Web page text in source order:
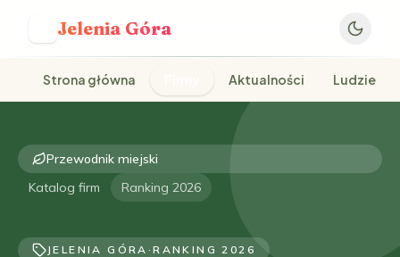
Jelenia Góra
Strona główna Aktualności Ludzie
Przewodnik miejski
Katalog firm
Ranking 2026
JELENIA GÓRA ·RANKING 2026